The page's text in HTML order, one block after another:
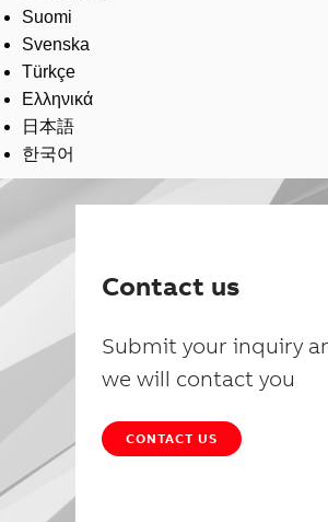
Suomi
Svenska
Türkçe
Ελληνικά
日本語
한국어
Contact us
Submit your inquiry
we will contact you
CONTACT US